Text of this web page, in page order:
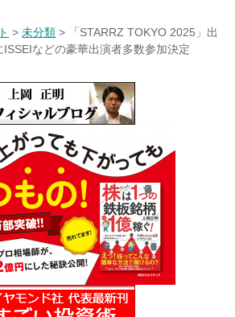
>未分類 >
「STARRZ TOKYO 2025」出
などの豪華出演者多数参加決定